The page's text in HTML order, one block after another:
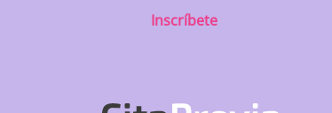
Inscríbete